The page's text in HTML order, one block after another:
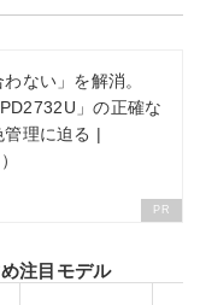
ない」を解消。
」の正確な
理に迫る |
PR
注目モデル